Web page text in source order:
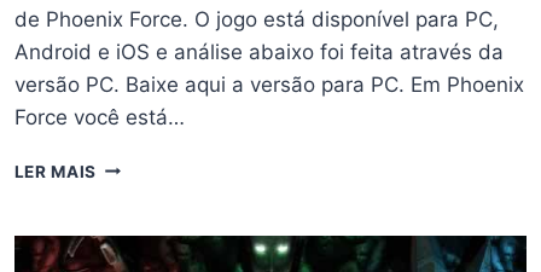
de Phoenix Force. O jogo está disponível para PC,
Android e iOS e análise abaixo foi feita através da
versão PC. Baixe aqui a versão para PC. Em Phoenix
Force você está…
LER MAIS ANÁLISE
BRASILEIRO
PHOENIX